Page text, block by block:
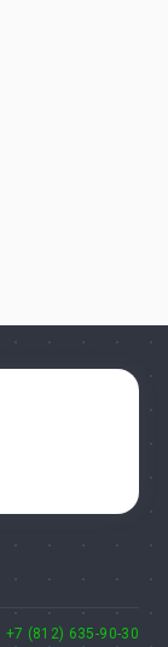
+7 (812) 635-90-30